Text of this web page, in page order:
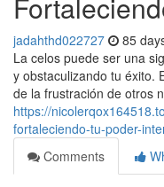
jadahthd022727 85
La celos puede ser una
y obstaculizando tu éxito.
de la frustración de otros
https://
fortaleciendo-tu-poder-
Comments